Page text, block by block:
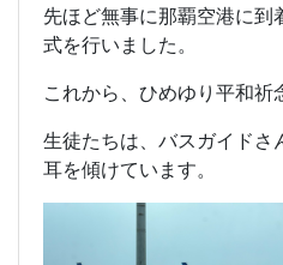
先ほど無事に那覇空港に到
式を行いました。
これから、ひめゆり平和祈
生徒たちは、バスガイドさ
耳を傾けています。